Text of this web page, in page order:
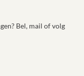
Bel, mail of volg